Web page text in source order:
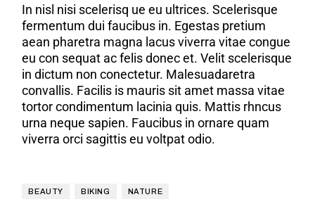
In nisl nisi scelerisq ue eu ultrices. Scelerisque
fermentum dui faucibus in. Egestas pretium
aean pharetra magna lacus viverra vitae congue
eu con sequat ac felis donec et. Velit scelerisque
in dictum non conectetur. Malesuadaretra
convallis. Facilis is mauris sit amet massa vitae
tortor condimentum lacinia quis. Mattis rhncus
urna neque sapien. Faucibus in ornare quam
viverra orci sagittis eu voltpat odio.
BEAUTY BIKING NATURE